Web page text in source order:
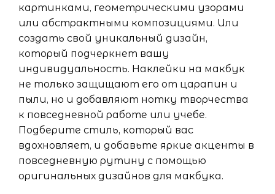
картинками, геометрическими узорами
или абстрактными композициями. Или
создать свой уникальный дизайн,
который подчеркнет вашу
индивидуальность. Наклейки на макбук
не только защищают его от царапин и
пыли, но и добавляют нотку творчества
к повседневной работе или учебе.
Подберите стиль, который вас
вдохновляет, и добавьте яркие акценты в
повседневную рутину с помощью
оригинальных дизайнов для макбука.